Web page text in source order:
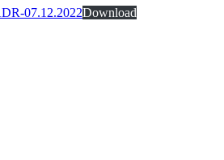
07.12.2022Download